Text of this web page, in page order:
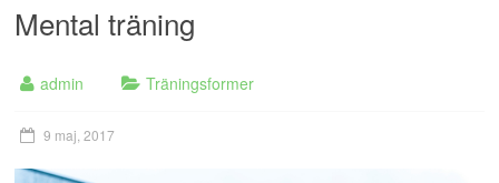
Mental träning
admin Träningsformer
9 maj, 2017